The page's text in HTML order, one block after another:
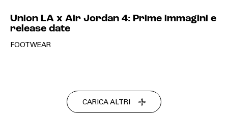
Union LA x Air Jordan 4: Prime immagini e
release date
FOOTWEAR
CARICA ALTRI